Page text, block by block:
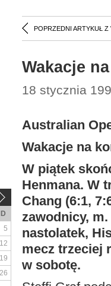
POPRZEDNI ARTYKUŁ Z
Wakacje
18 stycznia
Australian
Wakacje na
W piątek
Henmana. W
Chang (6:1,
zawodnicy,
nastolatek,
mecz trzeciej
w sobotę.
5
12
19
26